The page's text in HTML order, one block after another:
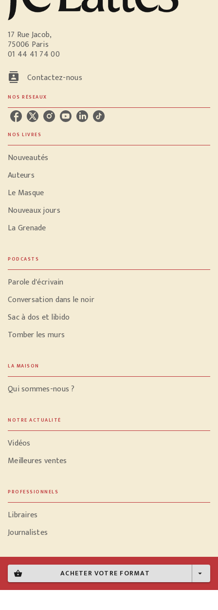
shopping_basket ACHETER VOTRE FORMAT arrow_drop_down
17 Rue Jacob,
75006 Paris
01 44 41 74 00
contacts Contactez-nous
NOS RÉSEAUX
NOS LIVRES
Nouveautés
Auteurs
Le Masque
Nouveaux jours
La Grenade
PODCASTS
Parole d'écrivain
Conversation dans le noir
Sac à dos et libido
Tomber les murs
LA MAISON
Qui sommes-nous ?
NOTRE ACTUALITÉ
Vidéos
Meilleures ventes
PROFESSIONNELS
Libraires
Journalistes
Données personnelles